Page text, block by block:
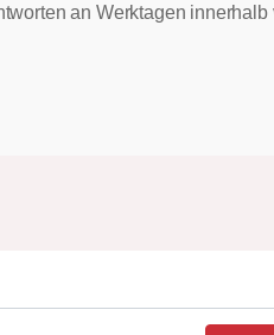
an Werktagen